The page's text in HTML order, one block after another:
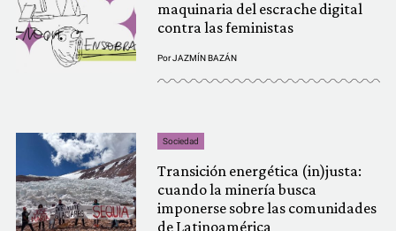
maquinaria del escrache digital
contra las feministas
PorJAZMÍN BAZÁN
Sociedad
Transición energética (in)justa:
cuando la minería busca
imponerse sobre las comunidades
de Latinoamérica